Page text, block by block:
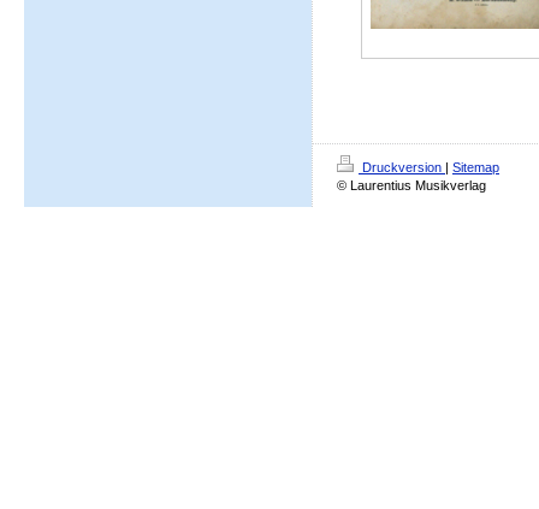
Druckversion | Sitemap
© Laurentius Musikverlag